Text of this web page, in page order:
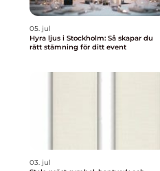
05. jul
Hyra ljus i Stockholm: Så skapar du
rätt stämning för ditt event
03. jul